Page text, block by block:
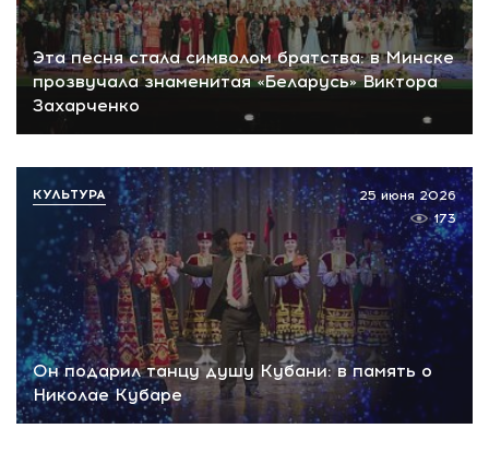
Эта песня стала символом братства: в Минске
прозвучала знаменитая «Беларусь» Виктора
Захарченко
Он подарил танцу душу Кубани: в память о
Николае Кубаре
25 июня 2026
173
КУЛЬТУРА